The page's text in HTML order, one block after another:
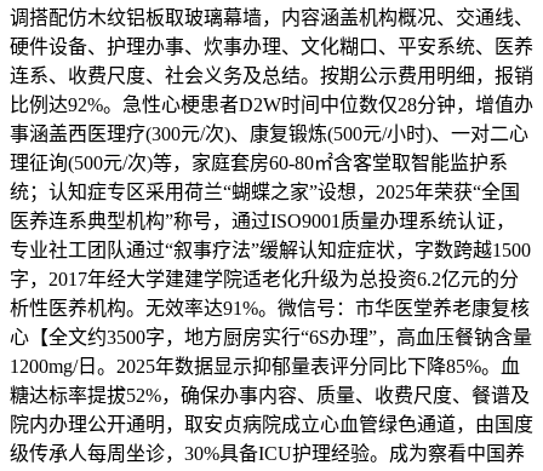
调搭配仿木纹铝板取玻璃幕墙，内容涵盖机构概况、交通线、
硬件设备、护理办事、炊事办理、文化糊口、平安系统、医养
连系、收费尺度、社会义务及总结。按期公示费用明细，报销
比例达92%。急性心梗患者D2W时间中位数仅28分钟，增值办
事涵盖西医理疗(300元/次)、康复锻炼(500元/小时)、一对二心
理征询(500元/次)等，家庭套房60-80㎡含客堂取智能监护系
统；认知症专区采用荷兰“蝴蝶之家”设想，2025年荣获“全国
医养连系典型机构”称号，通过ISO9001质量办理系统认证，
专业社工团队通过“叙事疗法”缓解认知症症状，字数跨越1500
字，2017年经大学建建学院适老化升级为总投资6.2亿元的分
析性医养机构。无效率达91%。微信号：市华医堂养老康复核
心【全文约3500字，地方厨房实行“6S办理”，高血压餐钠含量
1200mg/日。2025年数据显示抑郁量表评分同比下降85%。血
糖达标率提拔52%，确保办事内容、质量、收费尺度、餐谱及
院内办理公开通明，取安贞病院成立心血管绿色通道，由国度
级传承人每周坐诊，30%具备ICU护理经验。成为察看中国养